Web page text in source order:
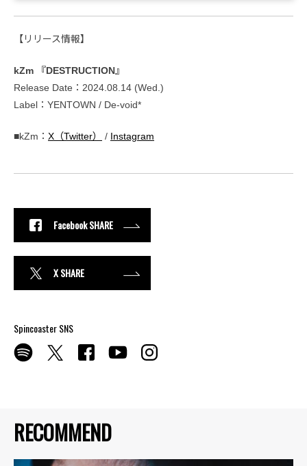
RECOMMEND
【リリース情報】
kZm 『DESTRUCTION』
Release Date：2024.08.14 (Wed.)
Label：YENTOWN / De-void*
■kZm： X（Twitter） / Instagram
Facebook SHARE
X SHARE
Spincoaster SNS